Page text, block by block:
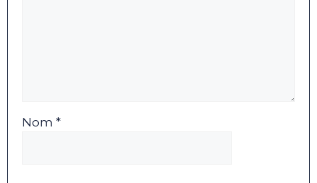
Nom *